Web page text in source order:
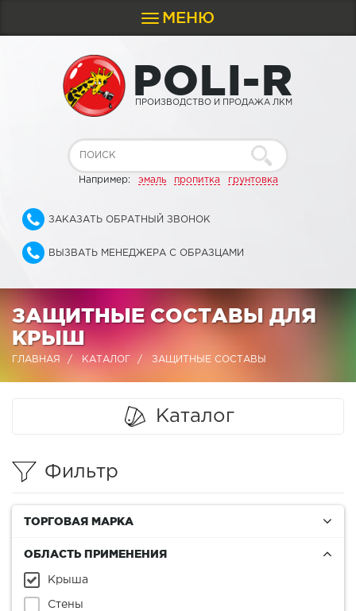
Toggle
navigation
МЕНЮ
POLI-R
ПРОИЗВОДСТВО И ПРОДАЖА ЛКМ
Например: эмаль пропитка грунтовка
ЗАКАЗАТЬ ОБРАТНЫЙ ЗВОНОК
ВЫЗВАТЬ МЕНЕДЖЕРА С ОБРАЗЦАМИ
ЗАЩИТНЫЕ СОСТАВЫ ДЛЯ
КРЫШ
ГЛАВНАЯ КАТАЛОГ ЗАЩИТНЫЕ СОСТАВЫ
Каталог
Фильтр
ТОРГОВАЯ МАРКА
ОБЛАСТЬ ПРИМЕНЕНИЯ
Крыша
Стены